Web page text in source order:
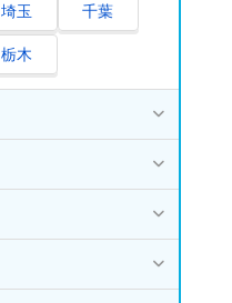
埼玉 千葉
栃木